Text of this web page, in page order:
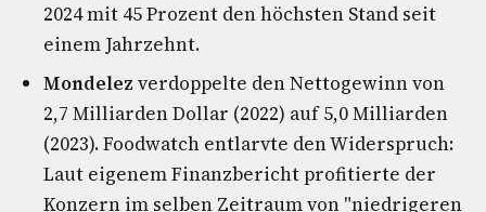
2024 mit 45 Prozent den höchsten Stand seit
einem Jahrzehnt.
Mondelez verdoppelte den Nettogewinn von
2,7 Milliarden Dollar (2022) auf 5,0 Milliarden
(2023). Foodwatch entlarvte den Widerspruch:
Laut eigenem Finanzbericht profitierte der
Konzern im selben Zeitraum von "niedrigeren